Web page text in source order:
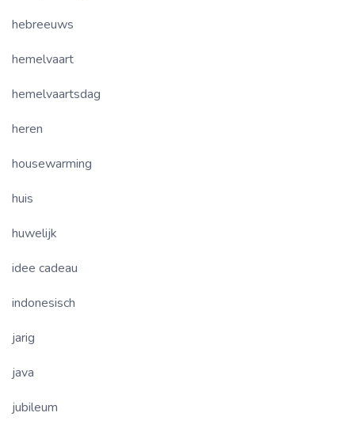
hebreeuws
hemelvaart
hemelvaartsdag
heren
housewarming
huis
huwelijk
idee cadeau
indonesisch
jarig
java
jubileum